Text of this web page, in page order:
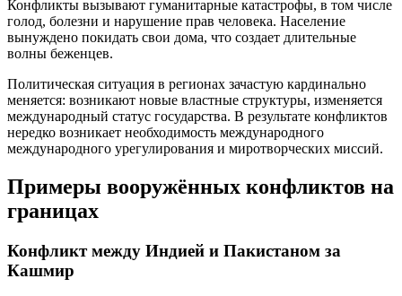
Конфликты вызывают гуманитарные катастрофы, в том числе
голод, болезни и нарушение прав человека. Население
вынуждено покидать свои дома, что создает длительные
волны беженцев.
Политическая ситуация в регионах зачастую кардинально
меняется: возникают новые властные структуры, изменяется
международный статус государства. В результате конфликтов
нередко возникает необходимость международного
международного урегулирования и миротворческих миссий.
Примеры вооружённых конфликтов на
границах
Конфликт между Индией и Пакистаном за
Кашмир